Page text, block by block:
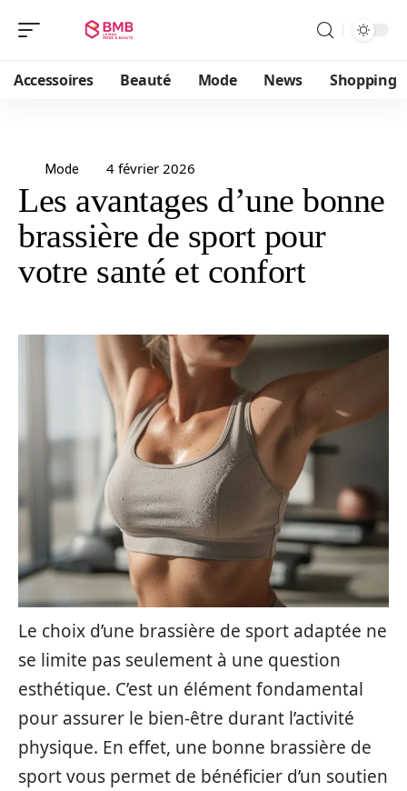
Accessoires Beauté Mode News Shopping
Mode 4 février 2026
Les avantages d’une bonne
brassière de sport pour
votre santé et confort
Le choix d’une brassière de sport adaptée ne
se limite pas seulement à une question
esthétique. C’est un élément fondamental
pour assurer le bien-être durant l’activité
physique. En effet, une bonne brassière de
sport vous permet de bénéficier d’un soutien